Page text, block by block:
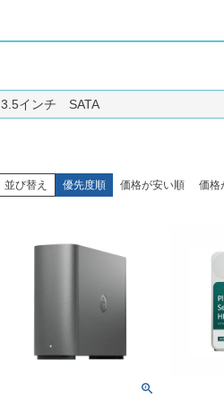
3.5インチ SATA
並び替え 優先度順 価格が安い順 価格